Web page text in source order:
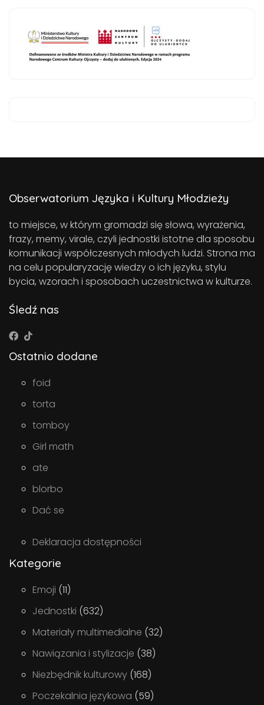
Obserwatorium Języka i Kultury Młodzieży
to miejsce, w którym gromadzi się słowa, wyrażenia,
frazy, memy, virale, czyli jednostki istotne dla sposobu
komunikacji współczesnych młodych ludzi. Strona ma
na celu popularyzację wiedzy o ich języku, stylu
bycia, wzorach i sposobach uczestnictwa w kulturze.
Śledź nas
Ostatnio dodane
foid
torta
tomboy
Girl math
ate
blorbo
Dać se
Deklaracja dostępności
Kategorie
Emoji (11)
Jednostki (632)
Materiały multimedialne (32)
Nawiązania i stylizacje (38)
Niezbędnik kulturowy (168)
Poczekalnia językowa (59)